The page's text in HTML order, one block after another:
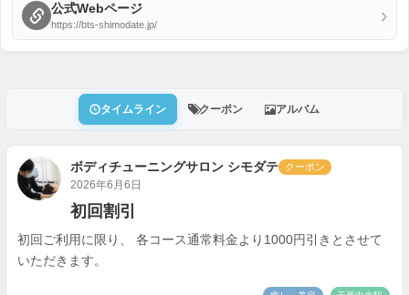
公式Webページ
https://bts-shimodate.jp/ ›
タイムライン クーポン アルバム